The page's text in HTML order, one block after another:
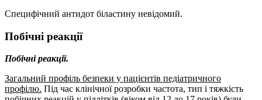
Специфічний антидот біластину невідомий.
Побічні реакції
Побічні реакції.
Загальний профіль безпеки у пацієнтів педіатричного
профілю. Під час клінічної розробки частота, тип і тяжкість